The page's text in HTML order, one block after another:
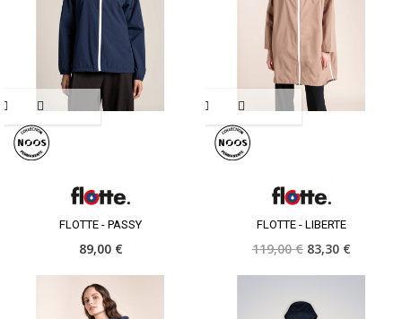
FLOTTE - PASSY
89,00 €
FLOTTE - LIBERTE
119,00 € 83,30 €